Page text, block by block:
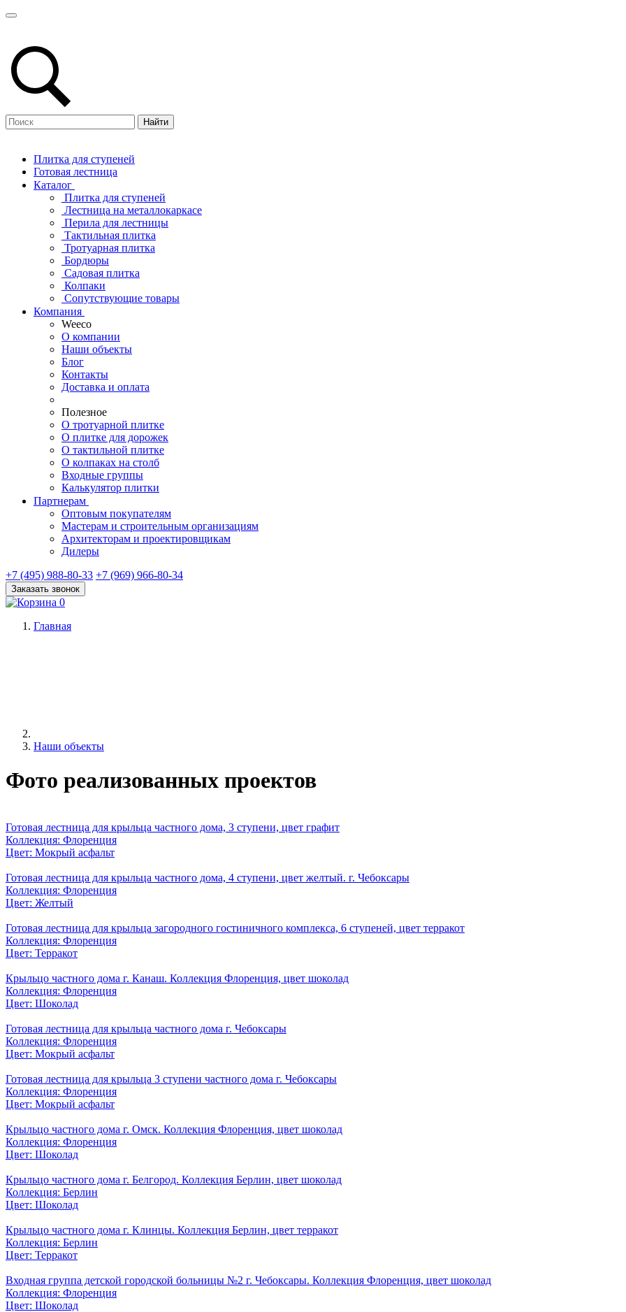
Найти
Плитка для ступеней
Готовая лестница
Каталог
Плитка для ступеней
Лестница на металлокаркасе
Перила для лестницы
Тактильная плитка
Тротуарная плитка
Бордюры
Садовая плитка
Колпаки
Сопутствующие товары
Компания
Weeco
О компании
Наши объекты
Блог
Контакты
Доставка и оплата
Полезное
О тротуарной плитке
О плитке для дорожек
О тактильной плитке
О колпаках на столб
Входные группы
Калькулятор плитки
Партнерам
Оптовым покупателям
Мастерам и строительным организациям
Архитекторам и проектировщикам
Дилеры
+7 (495) 988-80-33 +7 (969) 966-80-34
Заказать звонок
0
Главная
Наши объекты
Фото реализованных проектов
Готовая лестница для крыльца частного дома, 3 ступени, цвет графит
Коллекция: Флоренция
Цвет: Мокрый асфальт
Готовая лестница для крыльца частного дома, 4 ступени, цвет желтый. г. Чебоксары
Коллекция: Флоренция
Цвет: Желтый
Готовая лестница для крыльца загородного гостиничного комплекса, 6 ступеней, цвет терракот
Коллекция: Флоренция
Цвет: Терракот
Крыльцо частного дома г. Канаш. Коллекция Флоренция, цвет шоколад
Коллекция: Флоренция
Цвет: Шоколад
Готовая лестница для крыльца частного дома г. Чебоксары
Коллекция: Флоренция
Цвет: Мокрый асфальт
Готовая лестница для крыльца 3 ступени частного дома г. Чебоксары
Коллекция: Флоренция
Цвет: Мокрый асфальт
Крыльцо частного дома г. Омск. Коллекция Флоренция, цвет шоколад
Коллекция: Флоренция
Цвет: Шоколад
Крыльцо частного дома г. Белгород. Коллекция Берлин, цвет шоколад
Коллекция: Берлин
Цвет: Шоколад
Крыльцо частного дома г. Клинцы. Коллекция Берлин, цвет терракот
Коллекция: Берлин
Цвет: Терракот
Входная группа детской городской больницы №2 г. Чебоксары. Коллекция Флоренция, цвет шоколад
Коллекция: Флоренция
Цвет: Шоколад